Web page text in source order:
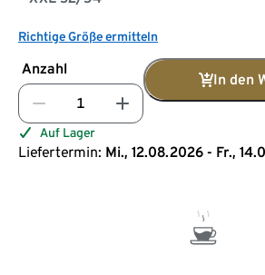
Richtige Größe ermitteln
Anzahl
In den
Auf Lager
Liefertermin: Mi., 12.08.2026 - Fr.,